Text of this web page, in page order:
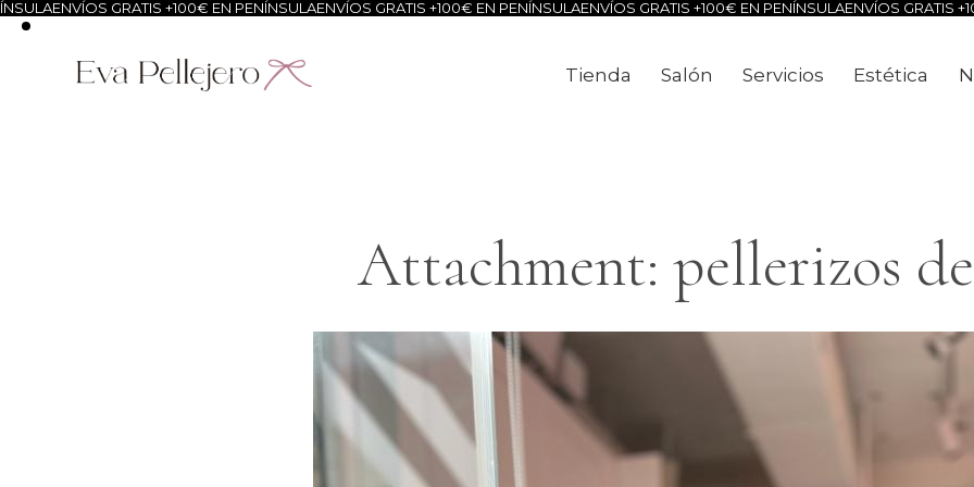
ENVÍOS GRATIS +100€ EN PENÍNSULAENVÍOS GRATIS +100€ EN PENÍNSULAENVÍOS GRATIS +100€ EN PENÍNSULAENVÍOS GRATIS
Tienda Salón Servicios Estética
Attachment: pellerizos